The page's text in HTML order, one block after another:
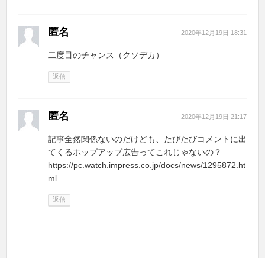
匿名 2020年12月19日 18:31
二度目のチャンス（クソデカ）
返信
匿名 2020年12月19日 21:17
記事全然関係ないのだけども、たびたびコメントに出
てくるポップアップ広告ってこれじゃないの？
https://pc.watch.impress.co.jp/docs/news/1295872.ht
ml
返信